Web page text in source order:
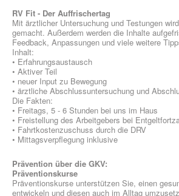
RV Fit - Der Auffrischertag
Mit ärztlicher Untersuchung und Testungen
gemacht. Außerdem werden die Inhalte
Feedback, Anpassungen und viele weitere
Inhalt:
• Erfahrungsaustausch
• Aktiver Teil
• neuer Input zu Bewegung
• ärztliche Abschlussuntersuchung und
Die Fakten:
• Freitags, 5 - 6 Stunden bei uns im Haus
• Freistellung des Arbeitgebers bei
• Fahrtkostenzuschuss durch die DRV
• Mittagsverpflegung inklusive
Prävention über die GKV:
Präventionskurse
Präventionskurse unterstützen Sie, einen
entwickeln und diesen auch im Alltag